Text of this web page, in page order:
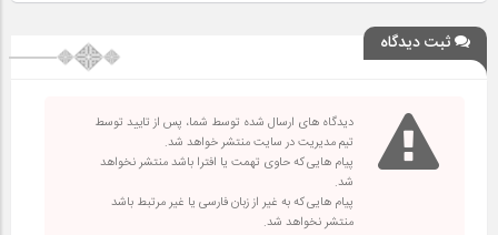
ثبت دیدگاه
دیدگاه های ارسال شده توسط شما، پس از تایید توسط
تیم مدیریت در سایت منتشر خواهد شد.
پیام هایی که حاوی تهمت یا افترا باشد منتشر نخواهد
شد.
پیام هایی که به غیر از زبان فارسی یا غیر مرتبط باشد
منتشر نخواهد شد.